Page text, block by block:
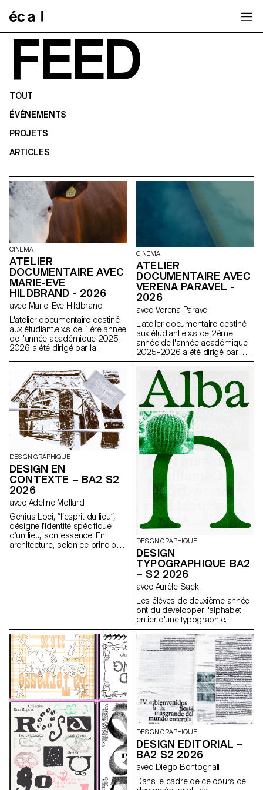
FEED
TOUT
ÉVÉNEMENTS
PROJETS
ARTICLES
CINEMA
ATELIER
DOCUMENTAIRE AVEC
MARIE-EVE
HILDBRAND - 2026
avec Marie-Eve Hildbrand
L'atelier documentaire destiné
aux étudiant.e.x.s de 1ère année
de l'année académique 2025-
2026 a été dirigé par la
CINEMA
ATELIER
DOCUMENTAIRE AVEC
VERENA PARAVEL -
2026
avec Verena Paravel
L'atelier documentaire destiné
aux étudiant.e.x.s de 2ème
année de l'année académique
2025-2026 a été dirigé par la
réalisatrice et anthropologue
visuelle française Verena
Paravel.
DESIGN GRAPHIQUE
DESIGN EN
CONTEXTE – BA2 S2
2026
avec Adeline Mollard
Genius Loci, “l’esprit du lieu”,
désigne l’identité spécifique
d’un lieu, son essence. En
architecture, selon ce principe,
d’en faire la promotion, ou de
prolonger la communication du
lieu.
DESIGN GRAPHIQUE
DESIGN
TYPOGRAPHIQUE BA2
– S2 2026
avec Aurèle Sack
Les élèves de deuxième année
ont du développer l'alphabet
entier d'une typographie.
DESIGN GRAPHIQUE
DESIGN EDITORIAL –
BA2 S2 2026
avec Diego Bontognali
Dans le cadre de ce cours de